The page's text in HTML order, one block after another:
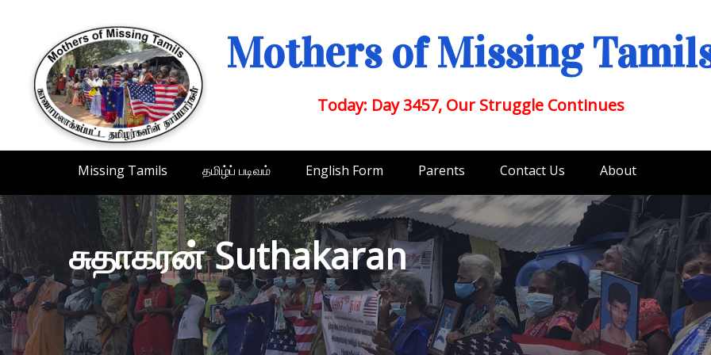
Mothers of Missing
Today: Day 3457, Our Struggle Continues
Missing Tamils தமிழ்ப் படிவம் English Form Parents Contact Us About
சுதாகரன் Suthakaran